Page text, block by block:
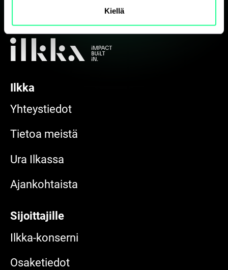
Kiellä
Ilkka
Yhteystiedot
Tietoa meistä
Ura Ilkassa
Ajankohtaista
Sijoittajille
Ilkka-konserni
Osaketiedot